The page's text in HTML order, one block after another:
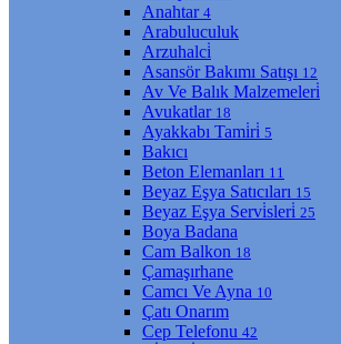
Anahtar 4
Arabuluculuk
Arzuhalci̇
Asansör Bakımı Satışı 12
Av Ve Balık Malzemeleri̇
Avukatlar 18
Ayakkabı Tami̇ri̇ 5
Bakıcı
Beton Elemanları 11
Beyaz Eşya Satıcıları 15
Beyaz Eşya Servi̇sleri̇ 25
Boya Badana
Cam Balkon 18
Çamaşırhane
Camcı Ve Ayna 10
Çatı Onarım
Cep Telefonu 42